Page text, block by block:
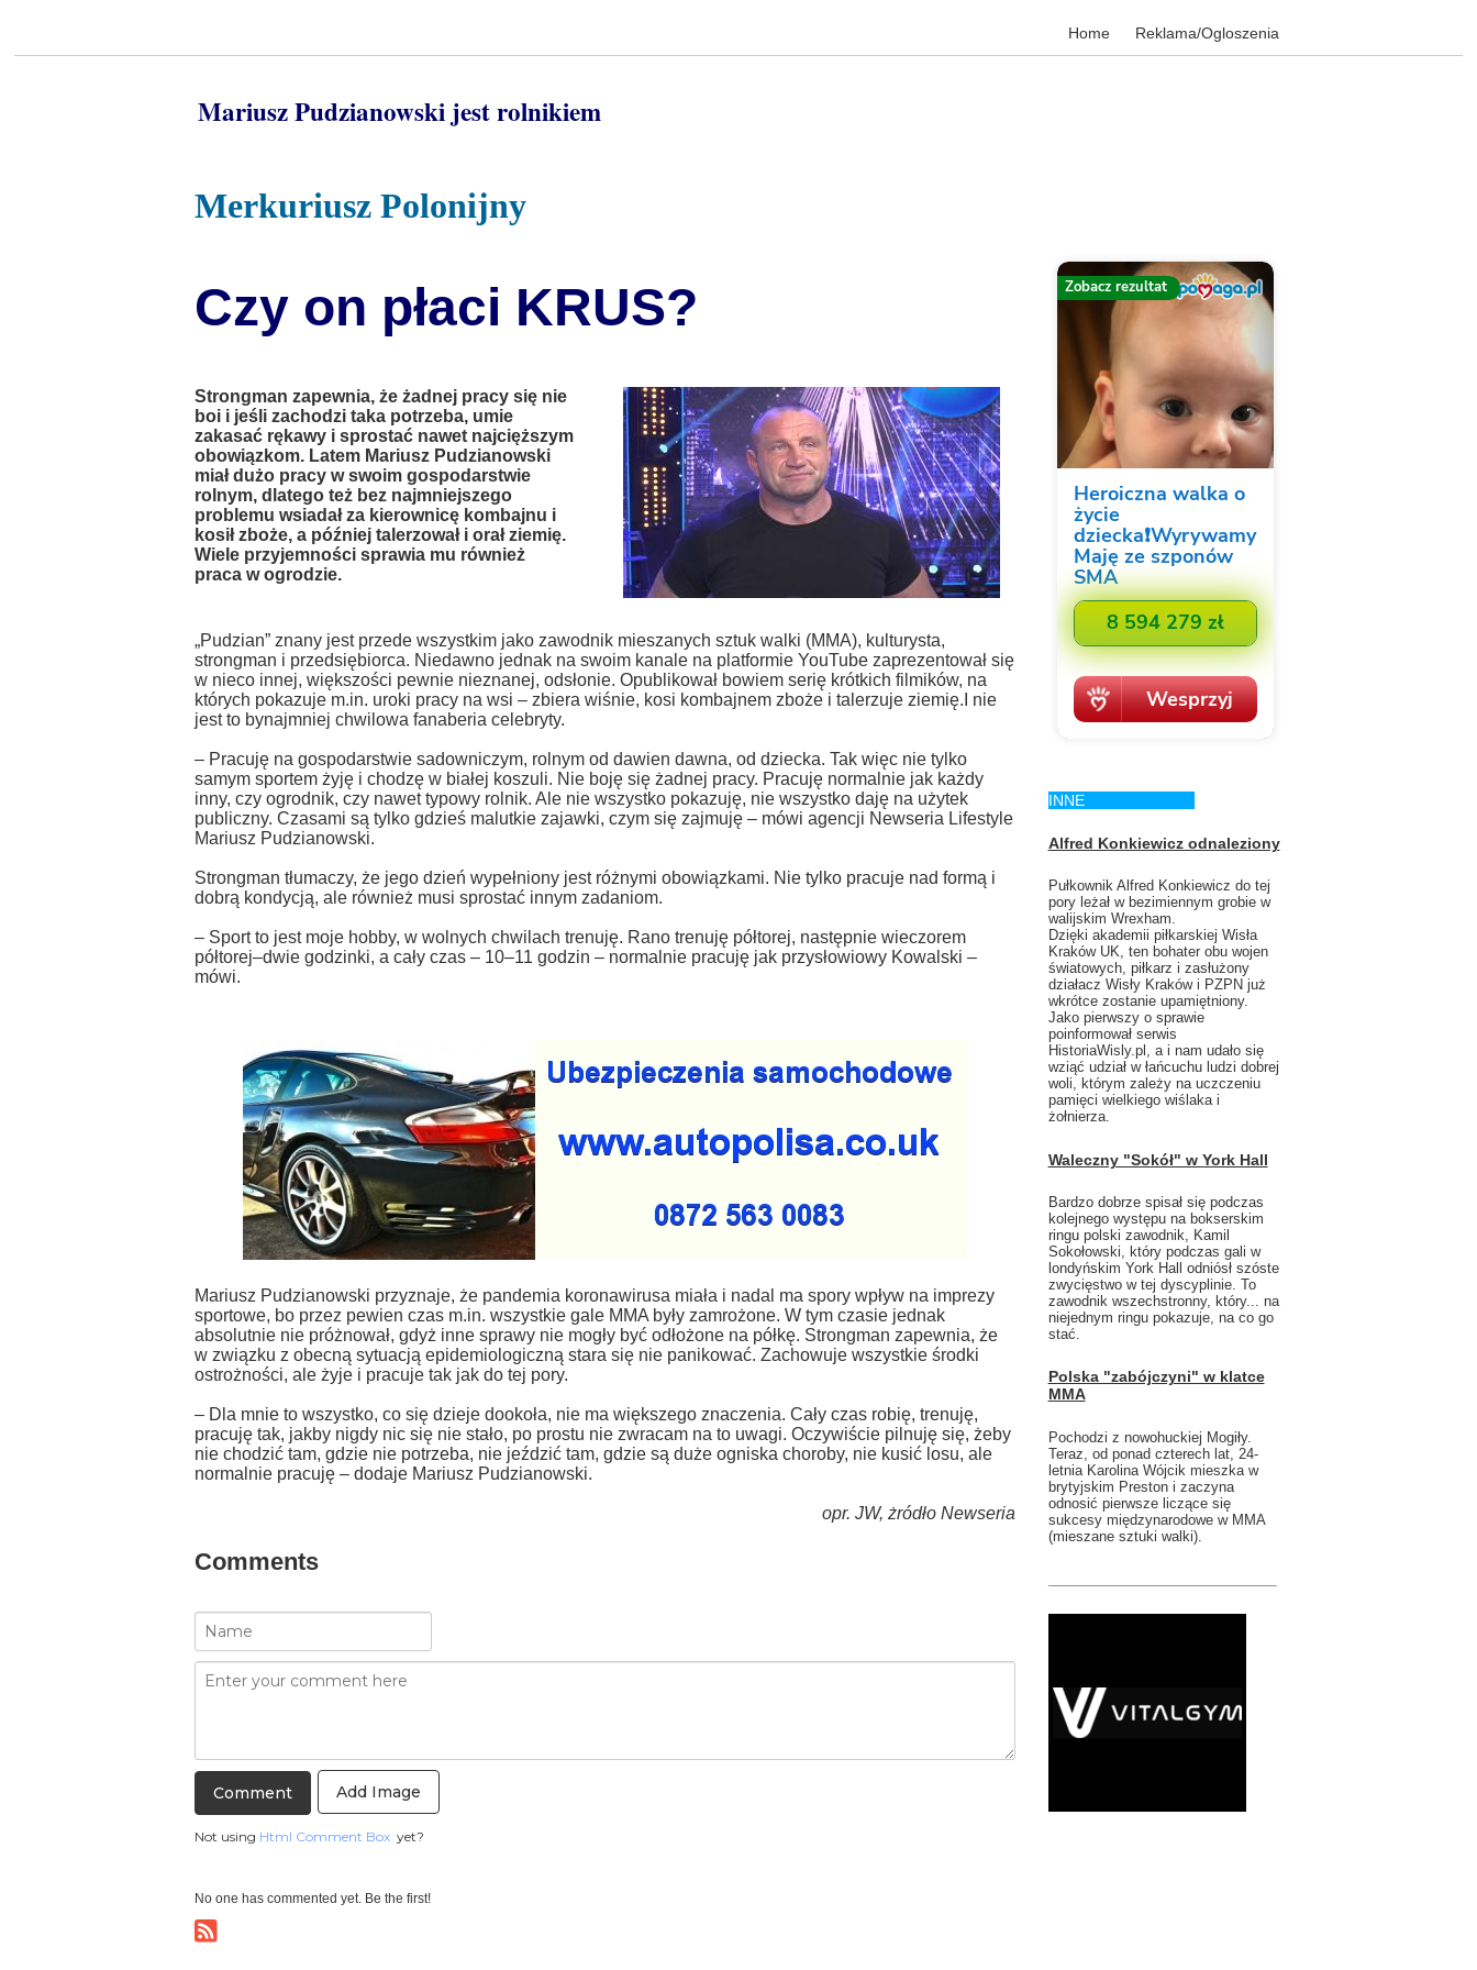
Home Reklama/Ogloszenia
Mariusz Pudzianowski jest rolnikiem
Merkuriusz Polonijny
Czy on płaci KRUS?
Strongman zapewnia, że żadnej pracy się nie
boi i jeśli zachodzi taka potrzeba, umie
zakasać rękawy i sprostać nawet najcięższym
obowiązkom. Latem Mariusz Pudzianowski
miał dużo pracy w swoim gospodarstwie
rolnym, dlatego też bez najmniejszego
problemu wsiadał za kierownicę kombajnu i
kosił zboże, a później talerzował i orał ziemię.
Wiele przyjemności sprawia mu również
praca w ogrodzie.
„Pudzian” znany jest przede wszystkim jako zawodnik mieszanych sztuk walki (MMA), kulturysta,
strongman i przedsiębiorca. Niedawno jednak na swoim kanale na platformie YouTube zaprezentował się
w nieco innej, większości pewnie nieznanej, odsłonie. Opublikował bowiem serię krótkich filmików, na
których pokazuje m.in. uroki pracy na wsi – zbiera wiśnie, kosi kombajnem zboże i talerzuje ziemię.I nie
jest to bynajmniej chwilowa fanaberia celebryty.
– Pracuję na gospodarstwie sadowniczym, rolnym od dawien dawna, od dziecka. Tak więc nie tylko
samym sportem żyję i chodzę w białej koszuli. Nie boję się żadnej pracy. Pracuję normalnie jak każdy
inny, czy ogrodnik, czy nawet typowy rolnik. Ale nie wszystko pokazuję, nie wszystko daję na użytek
publiczny. Czasami są tylko gdzieś malutkie zajawki, czym się zajmuję – mówi agencji Newseria Lifestyle
Mariusz Pudzianowski.
Strongman tłumaczy, że jego dzień wypełniony jest różnymi obowiązkami. Nie tylko pracuje nad formą i
dobrą kondycją, ale również musi sprostać innym zadaniom.
– Sport to jest moje hobby, w wolnych chwilach trenuję. Rano trenuję półtorej, następnie wieczorem
półtorej–dwie godzinki, a cały czas – 10–11 godzin – normalnie pracuję jak przysłowiowy Kowalski –
mówi.
Mariusz Pudzianowski przyznaje, że pandemia koronawirusa miała i nadal ma spory wpływ na imprezy
sportowe, bo przez pewien czas m.in. wszystkie gale MMA były zamrożone. W tym czasie jednak
absolutnie nie próżnował, gdyż inne sprawy nie mogły być odłożone na półkę. Strongman zapewnia, że
w związku z obecną sytuacją epidemiologiczną stara się nie panikować. Zachowuje wszystkie środki
ostrożności, ale żyje i pracuje tak jak do tej pory.
– Dla mnie to wszystko, co się dzieje dookoła, nie ma większego znaczenia. Cały czas robię, trenuję,
pracuję tak, jakby nigdy nic się nie stało, po prostu nie zwracam na to uwagi. Oczywiście pilnuję się, żeby
nie chodzić tam, gdzie nie potrzeba, nie jeździć tam, gdzie są duże ogniska choroby, nie kusić losu, ale
normalnie pracuję – dodaje Mariusz Pudzianowski.
opr. JW, żródło Newseria
Comments
Add Image
Not using Html Comment Box yet?
No one has commented yet. Be the first!
INNE
Alfred Konkiewicz odnaleziony
Pułkownik Alfred Konkiewicz do tej
pory leżał w bezimiennym grobie w
walijskim Wrexham.
Dzięki akademii piłkarskiej Wisła
Kraków UK, ten bohater obu wojen
światowych, piłkarz i zasłużony
działacz Wisły Kraków i PZPN już
wkrótce zostanie upamiętniony.
Jako pierwszy o sprawie
poinformował serwis
HistoriaWisly.pl, a i nam udało się
wziąć udział w łańcuchu ludzi dobrej
woli, którym zależy na uczczeniu
pamięci wielkiego wiślaka i
żołnierza.
Waleczny "Sokół" w York Hall
Bardzo dobrze spisał się podczas
kolejnego występu na bokserskim
ringu polski zawodnik, Kamil
Sokołowski, który podczas gali w
londyńskim York Hall odniósł szóste
zwycięstwo w tej dyscyplinie. To
zawodnik wszechstronny, który... na
niejednym ringu pokazuje, na co go
stać.
Polska "zabójczyni" w klatce
MMA
Pochodzi z nowohuckiej Mogiły.
Teraz, od ponad czterech lat, 24-
letnia Karolina Wójcik mieszka w
brytyjskim Preston i zaczyna
odnosić pierwsze liczące się
sukcesy międzynarodowe w MMA
(mieszane sztuki walki).